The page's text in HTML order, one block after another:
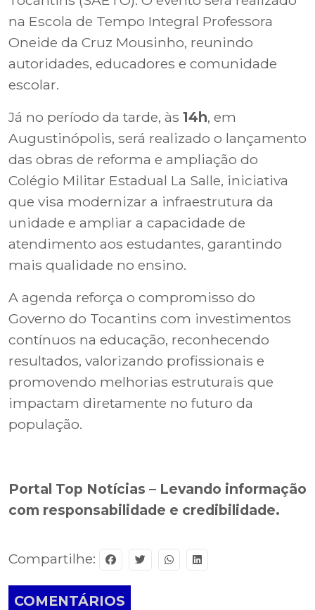
na Escola de Tempo Integral Professora
Oneide da Cruz Mousinho, reunindo
autoridades, educadores e comunidade
escolar.
Já no período da tarde, às 14h, em
Augustinópolis, será realizado o lançamento
das obras de reforma e ampliação do
Colégio Militar Estadual La Salle, iniciativa
que visa modernizar a infraestrutura da
unidade e ampliar a capacidade de
atendimento aos estudantes, garantindo
mais qualidade no ensino.
A agenda reforça o compromisso do
Governo do Tocantins com investimentos
contínuos na educação, reconhecendo
resultados, valorizando profissionais e
promovendo melhorias estruturais que
impactam diretamente no futuro da
população.
Portal Top Notícias – Levando informação
com responsabilidade e credibilidade.
Compartilhe:
COMENTÁRIOS